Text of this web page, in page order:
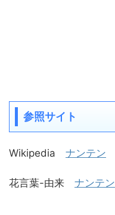
参照サイト
Wikipedia ナンテン
花言葉-由来 ナンテン